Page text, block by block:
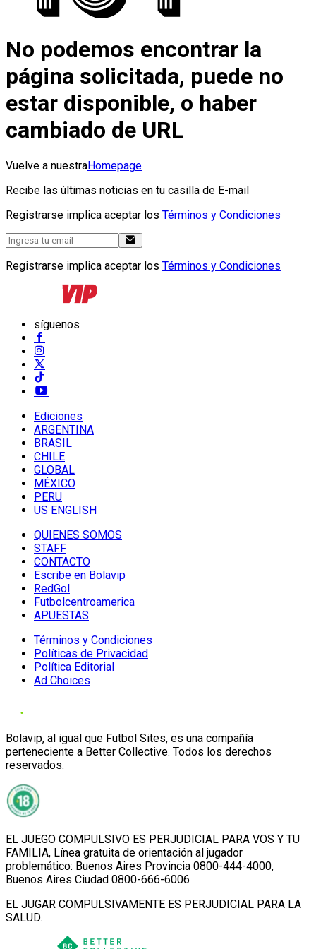
No podemos encontrar la
página solicitada, puede no
estar disponible, o haber
cambiado de URL
Vuelve a nuestraHomepage
Recibe las últimas noticias en tu casilla de E-mail
Registrarse implica aceptar los Términos y Condiciones
Registrarse implica aceptar los Términos y Condiciones
síguenos
Ediciones
ARGENTINA
BRASIL
CHILE
GLOBAL
MÉXICO
PERU
US ENGLISH
QUIENES SOMOS
STAFF
CONTACTO
Escribe en Bolavip
RedGol
Futbolcentroamerica
APUESTAS
Términos y Condiciones
Políticas de Privacidad
Política Editorial
Ad Choices
Bolavip, al igual que Futbol Sites, es una compañía
perteneciente a Better Collective. Todos los derechos
reservados.
EL JUEGO COMPULSIVO ES PERJUDICIAL PARA VOS Y TU
FAMILIA, Línea gratuita de orientación al jugador
problemático: Buenos Aires Provincia 0800-444-4000,
Buenos Aires Ciudad 0800-666-6006
EL JUGAR COMPULSIVAMENTE ES PERJUDICIAL PARA LA
SALUD.